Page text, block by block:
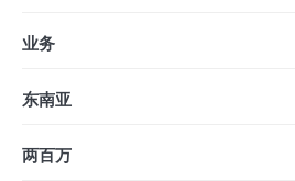
业务
东南亚
两百万